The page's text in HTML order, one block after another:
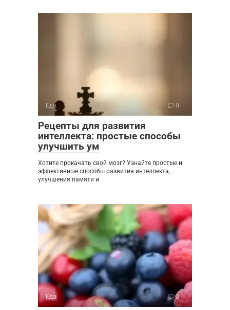
Еда 0
Рецепты для развития
интеллекта: простые способы
улучшить ум
Хотите прокачать свой мозг? Узнайте простые и
эффективные способы развития интеллекта,
улучшения памяти и
Еда 0